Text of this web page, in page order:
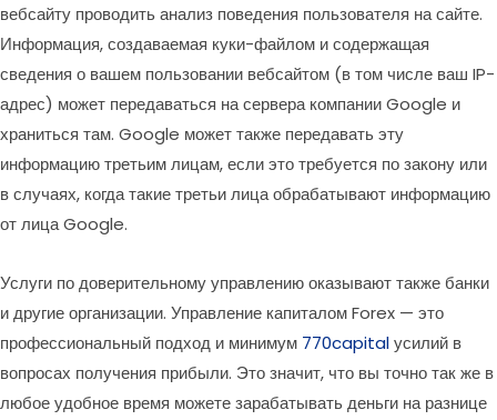
вебсайту проводить анализ поведения пользователя на сайте.
Информация, создаваемая куки-файлом и содержащая
сведения о вашем пользовании вебсайтом (в том числе ваш IP-
адрес) может передаваться на сервера компании Google и
храниться там. Google может также передавать эту
информацию третьим лицам, если это требуется по закону или
в случаях, когда такие третьи лица обрабатывают информацию
от лица Google.
Услуги по доверительному управлению оказывают также банки
и другие организации. Управление капиталом Forex — это
профессиональный подход и минимум 770capitalусилий в
вопросах получения прибыли. Это значит, что вы точно так же в
любое удобное время можете зарабатывать деньги на разнице